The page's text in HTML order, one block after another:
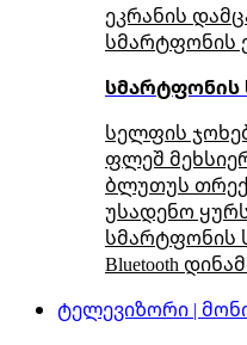
ეკრანის
სმარტფონის
სმარტფონის
სელფის
ფლეშ
ბლუთუს
უსადენო
სმარტფონის
Bluetooth
ტელევიზორი |